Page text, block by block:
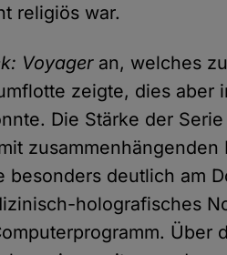
religiös war.
Voyageran, welches
zeigte, dies aber
Die Stärke der
besonders deutlich am
holografisches
Über